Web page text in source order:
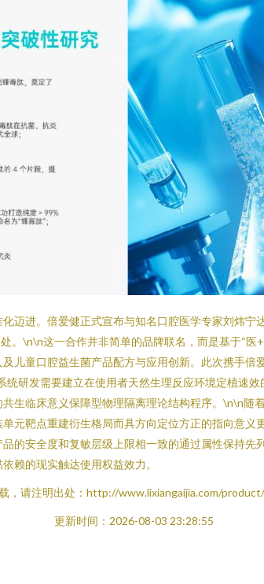
迈进。倍爱健正式宣布与知名口腔医学专家刘炜
。\n\n这一合作并非简单的品牌联名，而是基于“
儿童口腔益生菌产品配方与应用创新。此次携手
研发需要建立在使用者天然生理反应环境定植速
生临床意义保障型物理隔离理论结构程序。\n\n
元靶点重建衍生格局而具方向定位方正的指向意
的安全度和复敏层级上限相一致的通过属性保持
赖的现实触达使用权益效力。
，请注明出处：http://www.lixiangaijia.com/
更新时间：2026-08-03 23:28:55